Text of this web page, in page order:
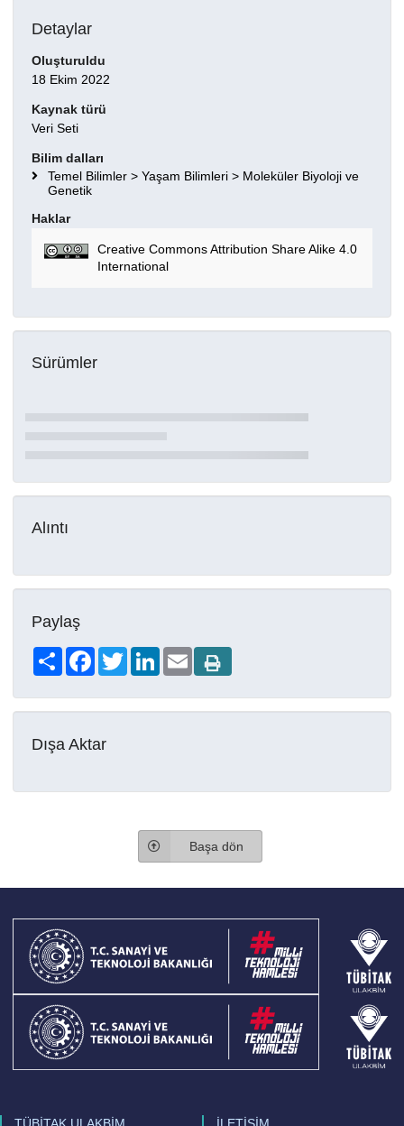
Detaylar
Oluşturuldu
18 Ekim 2022
Kaynak türü
Veri Seti
Bilim dalları
Temel Bilimler > Yaşam Bilimleri > Moleküler Biyoloji ve
Genetik
Haklar
Creative Commons Attribution Share Alike 4.0
International
Sürümler
Alıntı
Paylaş
Share FacebookTwitterLinkedIn
Email
Dışa Aktar
Başa dön